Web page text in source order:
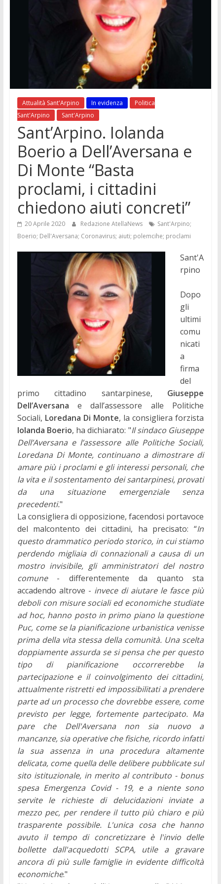
Attualità Sant'Arpino In evidenza
Politica
Sant'Arpino
Sant'Arpino
Sant’Arpino. Iolanda
Boerio a Dell’Aversana e
Di Monte “Basta
proclami, i cittadini
chiedono aiuti concreti”
20 Aprile 2020 Redazione AtellaNews
Sant'Arpino;
Boerio; Dell'Aversana; Coronavirus; aiuti; polemcihe; proclami
Sant'A
rpino
Dopo
gli
ultimi
comu
nicati
a
firma
del
primo cittadino santarpinese, Giuseppe
Dell’Aversana e dall’assessore alle Politiche
Sociali, Loredana Di Monte, la consigliera forzista
Iolanda Boerio, ha dichiarato: "Il sindaco Giuseppe
Dell’Aversana e l’assessore alle Politiche Sociali,
Loredana Di Monte, continuano a dimostrare di
amare più i proclami e gli interessi personali, che
la vita e il sostentamento dei santarpinesi, provati
da una situazione emergenziale senza
precedenti."
La consigliera di opposizione, facendosi portavoce
del malcontento dei cittadini, ha precisato: “In
questo drammatico periodo storico, in cui stiamo
perdendo migliaia di connazionali a causa di un
mostro invisibile, gli amministratori del nostro
comune- differentemente da quanto sta
accadendo altrove - invece di aiutare le fasce più
deboli con misure sociali ed economiche studiate
ad hoc, hanno posto in primo piano la questione
Puc, come se la pianificazione urbanistica venisse
prima della vita stessa della comunità. Una scelta
doppiamente assurda se si pensa che per questo
tipo di pianificazione occorrerebbe la
partecipazione e il coinvolgimento dei cittadini,
attualmente ristretti ed impossibilitati a prendere
parte ad un processo che dovrebbe essere, come
previsto per legge, fortemente partecipato. Ma
pare che Dell'Aversana non sia nuovo a
mancanze, sia operative che fisiche, ricordo infatti
la sua assenza in una procedura altamente
delicata, come quella delle delibere pubblicate sul
sito istituzionale, in merito al contributo - bonus
spesa Emergenza Covid - 19, e a niente sono
servite le richieste di delucidazioni inviate a
mezzo pec, per rendere il tutto più chiaro e più
trasparente possibile. L'unica cosa che hanno
avuto il tempo di concretizzare è l'invio delle
bollette dall'acquedotti SCPA, utile a gravare
ancora di più sulle famiglie in evidente difficoltà
economiche."